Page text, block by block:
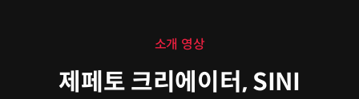
소개 영상
제페토 크리에이터, SINI